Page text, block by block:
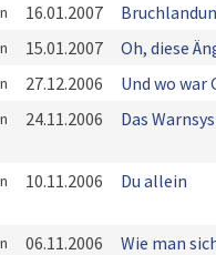
16.01.2007
15.01.2007 Oh, diese
27.12.2006 Und wo war
24.11.2006 Das
10.11.2006 Du allein
06.11.2006
Wie man